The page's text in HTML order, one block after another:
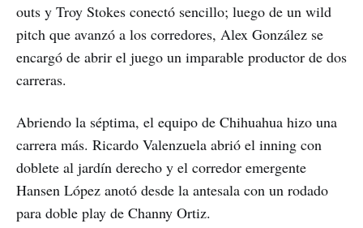
outs y Troy Stokes conectó sencillo; luego de un wild
pitch que avanzó a los corredores, Alex González se
encargó de abrir el juego un imparable productor de dos
carreras.
Abriendo la séptima, el equipo de Chihuahua hizo una
carrera más. Ricardo Valenzuela abrió el inning con
doblete al jardín derecho y el corredor emergente
Hansen López anotó desde la antesala con un rodado
para doble play de Channy Ortiz.